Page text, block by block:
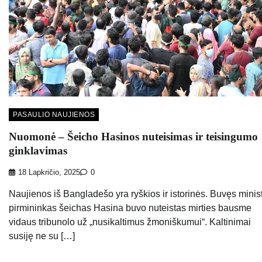
PASAULIO NAUJIENOS
Nuomonė – Šeicho Hasinos nuteisimas ir teisingumo
ginklavimas
18 Lapkričio, 2025 0
Naujienos iš Bangladešo yra ryškios ir istorinės. Buvęs
pirmininkas šeichas Hasina buvo nuteistas mirties bausme
vidaus tribunolo už „nusikaltimus žmoniškumui“. Kaltinimai
susiję ne su […]